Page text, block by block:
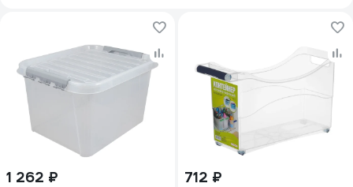
1 262 ₽ 712 ₽